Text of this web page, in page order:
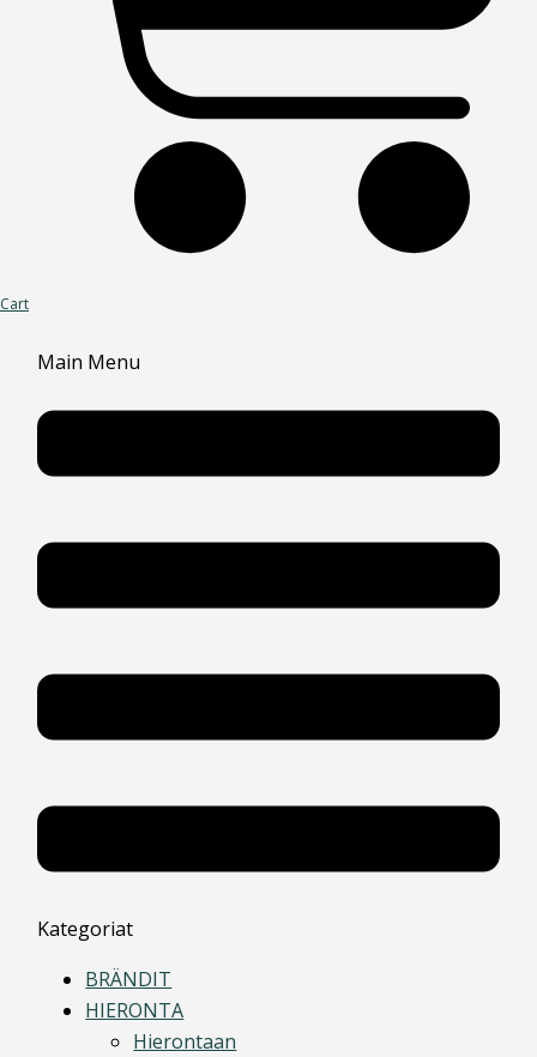
Cart
Main Menu
Kategoriat
BRÄNDIT
HIERONTA
Hierontaan